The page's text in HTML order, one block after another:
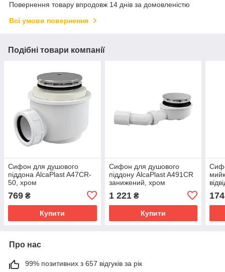
Повернення товару впродовж 14 днів за домовленістю
Всі умови повернення
Подібні товари компанії
Сифон для душового
піддона AlcaPlast A47CR-
50, хром
769 ₴
Купити
Сифон для душового
піддону AlcaPlast A491CR
занижений, хром
1 221₴
Купити
174
Про нас
99% позитивних з 657 відгуків за рік